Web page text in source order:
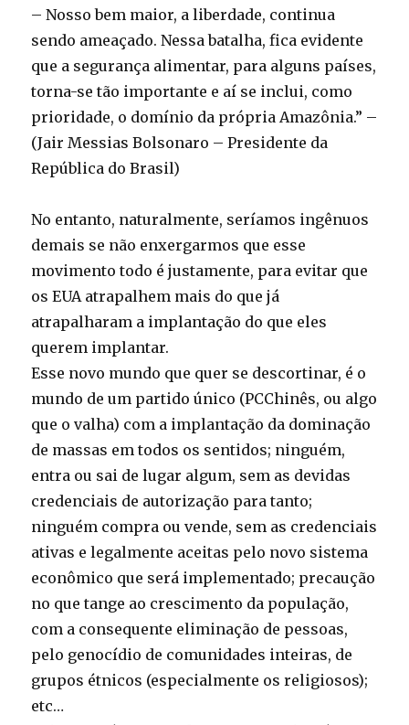
– Nosso bem maior, a liberdade, continua
sendo ameaçado. Nessa batalha, fica evidente
que a segurança alimentar, para alguns países,
torna-se tão importante e aí se inclui, como
prioridade, o domínio da própria Amazônia.” –
(Jair Messias Bolsonaro – Presidente da
República do Brasil)
No entanto, naturalmente, seríamos ingênuos
demais se não enxergarmos que esse
movimento todo é justamente, para evitar que
os EUA atrapalhem mais do que já
atrapalharam a implantação do que eles
querem implantar.
Esse novo mundo que quer se descortinar, é o
mundo de um partido único (PCChinês, ou algo
que o valha) com a implantação da dominação
de massas em todos os sentidos; ninguém,
entra ou sai de lugar algum, sem as devidas
credenciais de autorização para tanto;
ninguém compra ou vende, sem as credenciais
ativas e legalmente aceitas pelo novo sistema
econômico que será implementado; precaução
no que tange ao crescimento da população,
com a consequente eliminação de pessoas,
pelo genocídio de comunidades inteiras, de
grupos étnicos (especialmente os religiosos);
etc…